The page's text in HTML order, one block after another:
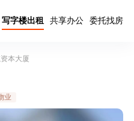
写字楼出租 共享办公 委托找房
本大厦
业